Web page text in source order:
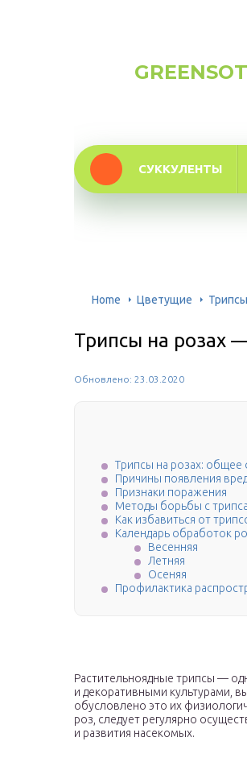
СУККУЛЕНТЫ
Home Цветущие
Трипсы на розах
Обновлено: 23.03.2020
Трипсы на розах: общее
Причины появления
Признаки поражения
Методы борьбы с
Как избавиться от
Календарь обработок
Весенняя
Летняя
Осеняя
Профилактика
Растительноядные трипсы —
и декоративными культурами,
обусловлено это их
роз, следует регулярно
и развития насекомых.